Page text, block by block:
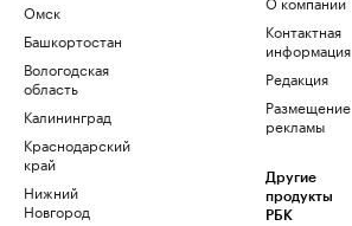
Омск
Башкортостан
Вологодская
область
Калининград
Краснодарский
край
Нижний
Новгород
Контактная
информация
Редакция
Размещение
рекламы
Другие
продукты
РБК